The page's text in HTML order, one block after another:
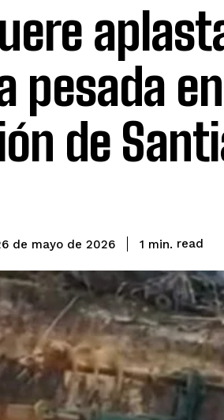
pesada en
de
de mayo de 2026 1 min. read